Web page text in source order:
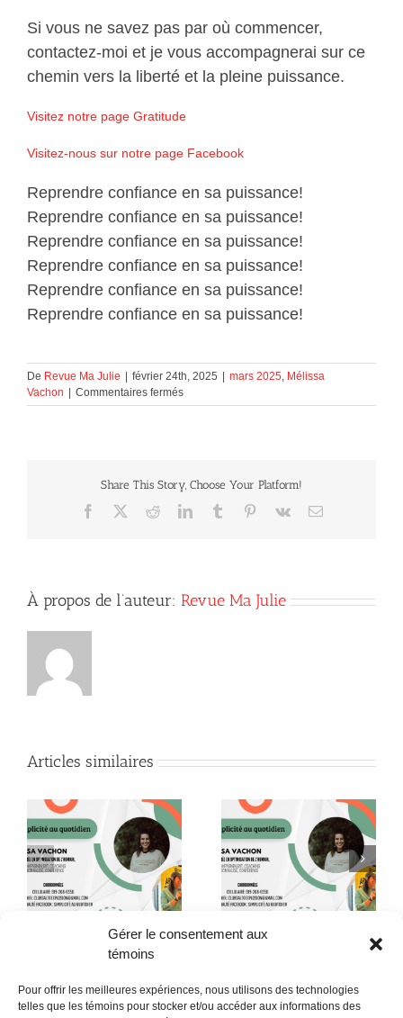
Gérer le consentement aux
témoins
Pour offrir les meilleures expériences, nous utilisons des technologies
telles que les témoins pour stocker et/ou accéder aux informations des
Si vous ne savez pas par où commencer,
contactez-moi et je vous accompagnerai sur ce
chemin vers la liberté et la pleine puissance.
Visitez notre page Gratitude
Visitez-nous sur notre page Facebook
Reprendre confiance en sa puissance!
Reprendre confiance en sa puissance!
Reprendre confiance en sa puissance!
Reprendre confiance en sa puissance!
Reprendre confiance en sa puissance!
Reprendre confiance en sa puissance!
De Revue Ma Julie | février 24th, 2025 | mars 2025 Mélissa
Vachon | Commentaires ferméssur
Reprendre
Share This Story, Choose Your Platform!
Facebook RedditLinkedInTumblr Pinterest
Vk Courriel
À propos de l’auteur: Revue Ma Julie
Articles similaires
Le cycle féminin
Ozempic : l’illusion
qu’on a choisie!